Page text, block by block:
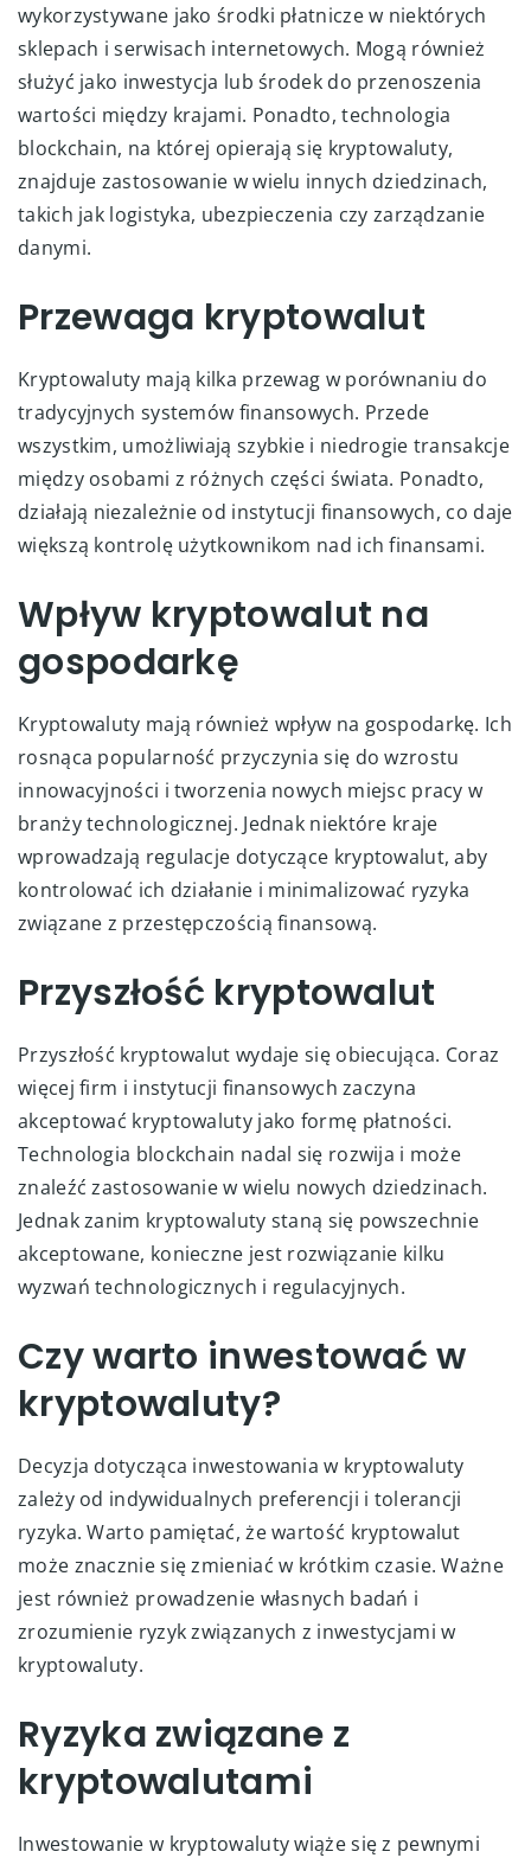
wykorzystywane jako środki płatnicze w niektórych
sklepach i serwisach internetowych. Mogą również
służyć jako inwestycja lub środek do przenoszenia
wartości między krajami. Ponadto, technologia
blockchain, na której opierają się kryptowaluty,
znajduje zastosowanie w wielu innych dziedzinach,
takich jak logistyka, ubezpieczenia czy zarządzanie
danymi.
Przewaga kryptowalut
Kryptowaluty mają kilka przewag w porównaniu do
tradycyjnych systemów finansowych. Przede
wszystkim, umożliwiają szybkie i niedrogie transakcje
między osobami z różnych części świata. Ponadto,
działają niezależnie od instytucji finansowych, co daje
większą kontrolę użytkownikom nad ich finansami.
Wpływ kryptowalut na
gospodarkę
Kryptowaluty mają również wpływ na gospodarkę. Ich
rosnąca popularność przyczynia się do wzrostu
innowacyjności i tworzenia nowych miejsc pracy w
branży technologicznej. Jednak niektóre kraje
wprowadzają regulacje dotyczące kryptowalut, aby
kontrolować ich działanie i minimalizować ryzyka
związane z przestępczością finansową.
Przyszłość kryptowalut
Przyszłość kryptowalut wydaje się obiecująca. Coraz
więcej firm i instytucji finansowych zaczyna
akceptować kryptowaluty jako formę płatności.
Technologia blockchain nadal się rozwija i może
znaleźć zastosowanie w wielu nowych dziedzinach.
Jednak zanim kryptowaluty staną się powszechnie
akceptowane, konieczne jest rozwiązanie kilku
wyzwań technologicznych i regulacyjnych.
Czy warto inwestować w
kryptowaluty?
Decyzja dotycząca inwestowania w kryptowaluty
zależy od indywidualnych preferencji i tolerancji
ryzyka. Warto pamiętać, że wartość kryptowalut
może znacznie się zmieniać w krótkim czasie. Ważne
jest również prowadzenie własnych badań i
zrozumienie ryzyk związanych z inwestycjami w
kryptowaluty.
Ryzyka związane z
kryptowalutami
Inwestowanie w kryptowaluty wiąże się z pewnymi